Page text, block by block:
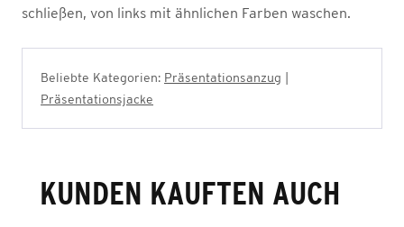
schließen, von links mit ähnlichen Farben waschen.
Beliebte Kategorien: Präsentationsanzug
Präsentationsjacke
KUNDEN KAUFTEN AUCH